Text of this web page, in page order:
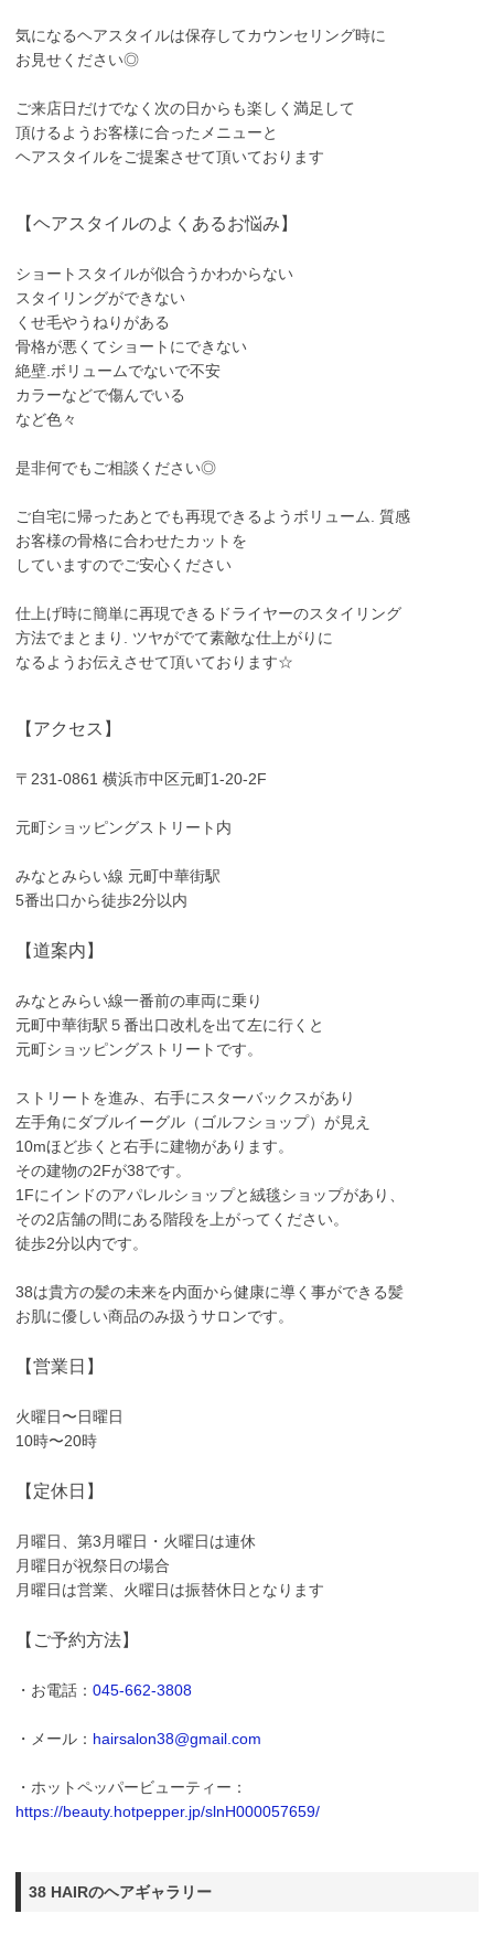
気になるヘアスタイルは保存してカウンセリング時に
お見せください◎
ご来店日だけでなく次の日からも楽しく満足して
頂けるようお客様に合ったメニューと
ヘアスタイルをご提案させて頂いております
【ヘアスタイルのよくあるお悩み】
ショートスタイルが似合うかわからない
スタイリングができない
くせ毛やうねりがある
骨格が悪くてショートにできない
絶壁.ボリュームでないで不安
カラーなどで傷んでいる
など色々
是非何でもご相談ください◎
ご自宅に帰ったあとでも再現できるようボリューム. 質感
お客様の骨格に合わせたカットを
していますのでご安心ください
仕上げ時に簡単に再現できるドライヤーのスタイリング
方法でまとまり. ツヤがでて素敵な仕上がりに
なるようお伝えさせて頂いております☆
【アクセス】
〒231-0861 横浜市中区元町1-20-2F
元町ショッピングストリート内
みなとみらい線 元町中華街駅
5番出口から徒歩2分以内
【道案内】
みなとみらい線一番前の車両に乗り
元町中華街駅５番出口改札を出て左に行くと
元町ショッピングストリートです。
ストリートを進み、右手にスターバックスがあり
左手角にダブルイーグル（ゴルフショップ）が見え
10mほど歩くと右手に建物があります。
その建物の2Fが38です。
1Fにインドのアパレルショップと絨毯ショップがあり、
その2店舗の間にある階段を上がってください。
徒歩2分以内です。
38は貴方の髪の未来を内面から健康に導く事ができる髪
お肌に優しい商品のみ扱うサロンです。
【営業日】
火曜日〜日曜日
10時〜20時
【定休日】
月曜日、第3月曜日・火曜日は連休
月曜日が祝祭日の場合
月曜日は営業、火曜日は振替休日となります
【ご予約方法】
・お電話： 045-662-3808
・メール： hairsalon38@gmail.com
・ホットペッパービューティー：
https://beauty.hotpepper.jp/slnH000057659/
38 HAIRのヘアギャラリー